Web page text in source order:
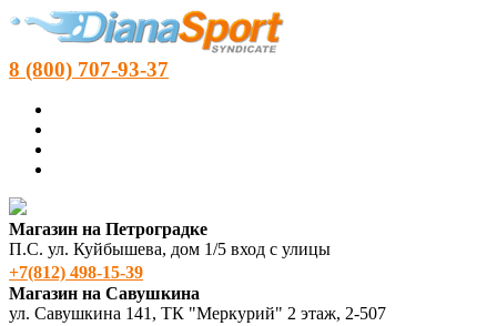
8 (800) 707-93-37
Магазин на Петроградке
П.С. ул. Куйбышева, дом 1/5 вход с улицы
+7(812) 498‑15-39
Магазин на Савушкина
ул. Савушкина 141, ТК "Меркурий" 2 этаж, 2-507